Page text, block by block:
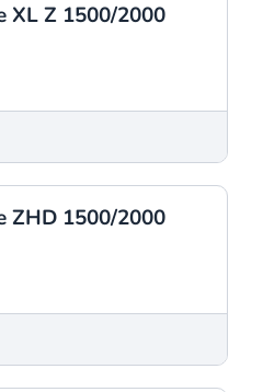
XL Z 1500/2000
ZHD 1500/2000